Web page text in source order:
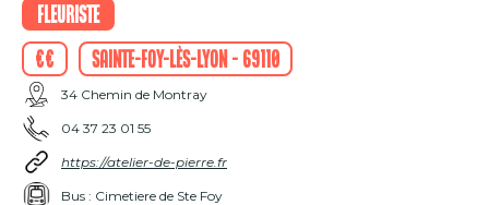
Fleuriste
€€
Sainte-Foy-lès-Lyon - 69110
34 Chemin de Montray
04 37 23 01 55
https://atelier-de-pierre.fr
Bus : Cimetiere de Ste Foy